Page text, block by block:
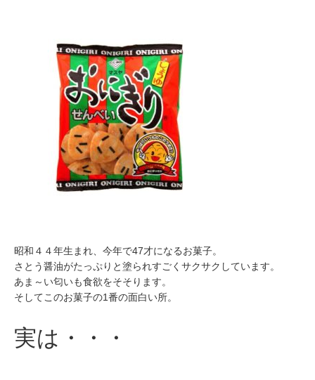
昭和４４年生まれ、今年で47才になるお菓子。
さとう醤油がたっぷりと塗られすごくサクサクしています。
あま～い匂いも食欲をそそります。
そしてこのお菓子の1番の面白い所。
実は・・・